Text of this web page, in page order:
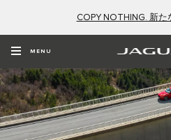
COPY NOTHING. 新た
MENU